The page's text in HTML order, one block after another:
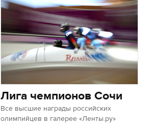
Лига чемпионов Сочи
Все высшие награды российских
олимпийцев в галерее «Ленты.ру»